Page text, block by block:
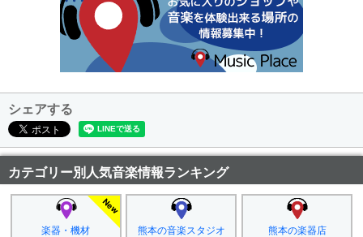
シェアする
カテゴリー別人気音楽情報ランキング
楽器・機材 熊本の音楽スタジオ 熊本の楽器店